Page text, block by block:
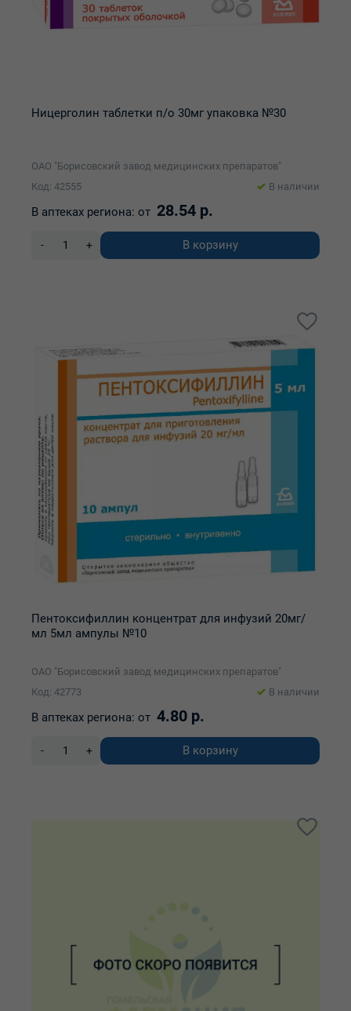
Ницерголин таблетки п/о 30мг упаковка №30
ОАО "Борисовский завод медицинских препаратов"
Код: 42555
В наличии
В аптеках региона: от 28.54 р.
- + В корзину
Пентоксифиллин концентрат для инфузий 20мг/
мл 5мл ампулы №10
ОАО "Борисовский завод медицинских препаратов"
Код: 42773
В наличии
В аптеках региона: от 4.80 р.
- + В корзину